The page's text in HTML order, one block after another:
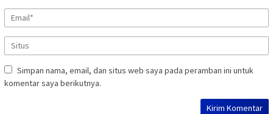
Simpan nama, email, dan situs web saya pada peramban ini untuk
komentar saya berikutnya.